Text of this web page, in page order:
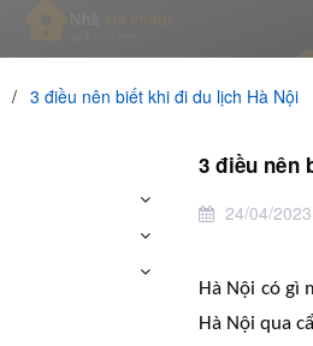
/ 3 điều nên biết khi đi du lịch Hà Nội
3 điều nên
24/04/2023
Hà Nội có gì
Hà Nội qua